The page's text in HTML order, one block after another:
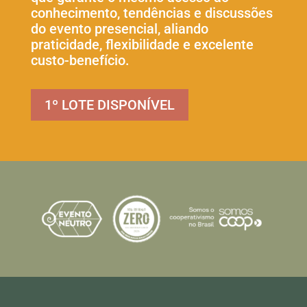
conhecimento, tendências e discussões
do evento presencial, aliando
praticidade, flexibilidade e excelente
custo-benefício.
1º LOTE DISPONÍVEL